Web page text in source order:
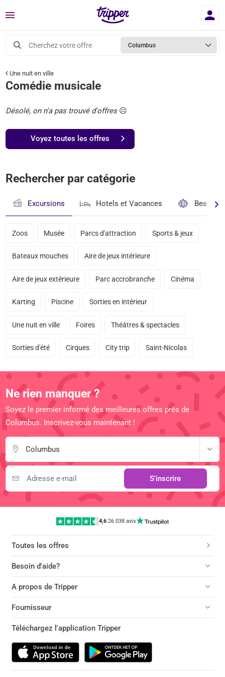
Menu
Cherchez votre offre Columbus
Une nuit en ville
Comédie musicale
Désolé, on n'a pas trouvé d'offres☹️
Voyez toutes les offres
Rechercher par catégorie
Excursions Hotels et Vacances Beauté
Zoos Musée Parcs d'attraction Sports & jeux
Bateaux mouches Aire de jeux intérieure
Aire de jeux extérieure Parc accrobranche Cinéma
Karting Piscine Sorties en intérieur
Une nuit en ville Foires Théâtres & spectacles
Sorties d'été Cirques City trip Saint-Nicolas
Ne rien manquer ?
Soyez le premier informé des meilleures offres près de
Columbus. Inscrivez-vous maintenant !
Columbus
S'inscrire
4,6 |26 038 avis
Toutes les offres
Besoin d'aide?
A propos de Tripper
Fournisseur
Téléchargez l'application Tripper